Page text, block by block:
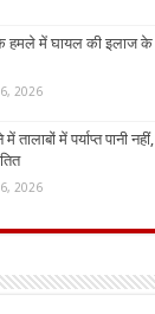
हमले में घायल की इलाज के
2026
तालाबों में पर्याप्त पानी नहीं,
2026